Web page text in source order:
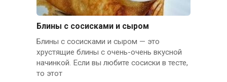
Блины с сосисками и сыром
Блины с сосисками и сыром — это
хрустящие блины с очень-очень вкусной
начинкой. Если вы любите сосиски в тесте,
то этот